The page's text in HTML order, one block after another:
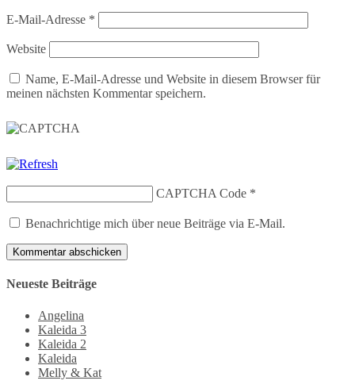
E-Mail-Adresse *
Website
Name, E-Mail-Adresse und Website in diesem Browser für
meinen nächsten Kommentar speichern.
CAPTCHA Code *
Benachrichtige mich über neue Beiträge via E-Mail.
Neueste Beiträge
Angelina
Kaleida 3
Kaleida 2
Kaleida
Melly & Kat